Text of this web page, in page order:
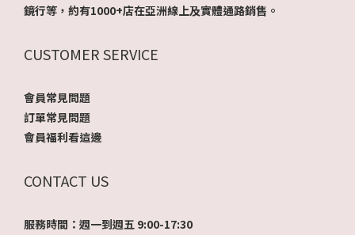
鏡行等，約有1000+店在亞洲線上及實體通路銷售。
CUSTOMER SERVICE
會員常見問題
訂單常見問題
會員福利看這邊
CONTACT US
服務時間：週一到週五 9:00-17:30